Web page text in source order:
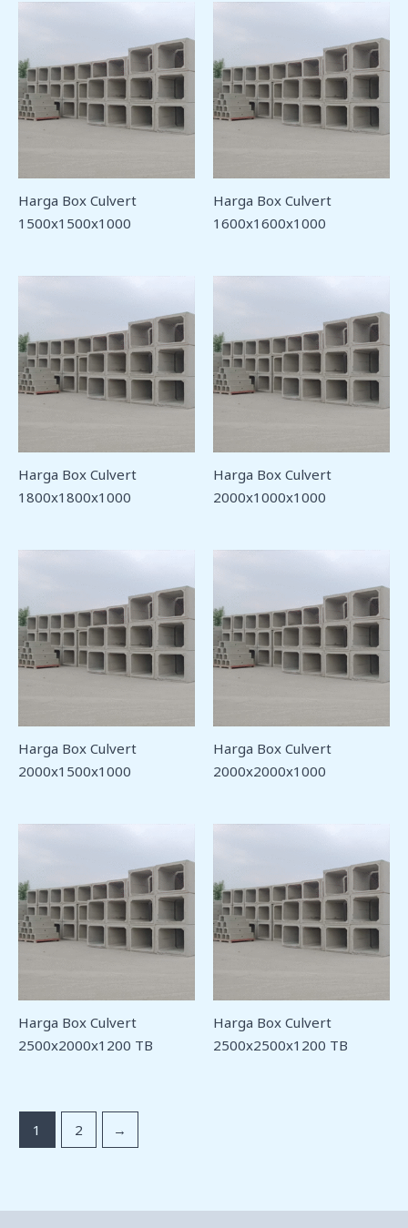
Harga Box Culvert
1500x1500x1000
Harga Box Culvert
1600x1600x1000
Harga Box Culvert
1800x1800x1000
Harga Box Culvert
2000x1000x1000
Harga Box Culvert
2000x1500x1000
Harga Box Culvert
2000x2000x1000
Harga Box Culvert
2500x2000x1200 TB
Harga Box Culvert
2500x2500x1200 TB
1 2 →